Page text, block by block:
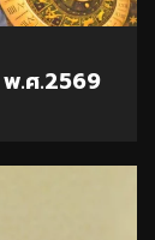
.ศ.2569